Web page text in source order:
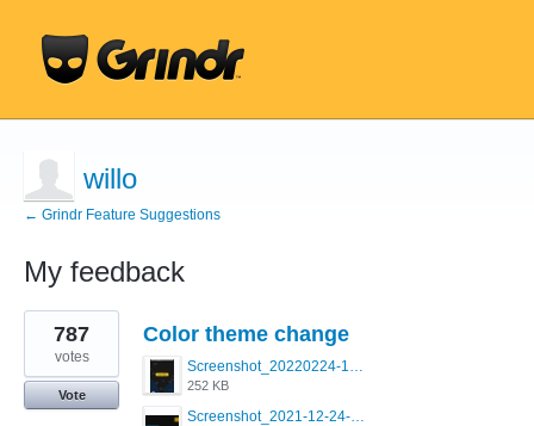
willo
← Grindr Feature Suggestions
My feedback
1
result
found
Color theme change
Screenshot_20220224-121658_Grindr.jpg
252 KB
Screenshot_2021-12-24-18-45-51-449_com.grindrapp.android.png
787
votes
Vote